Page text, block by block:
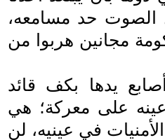
الصوت حد مسامعه،
مجانين هربوا من
يدها بكف قائد
على معركة؛ هي
في عينيه، لن